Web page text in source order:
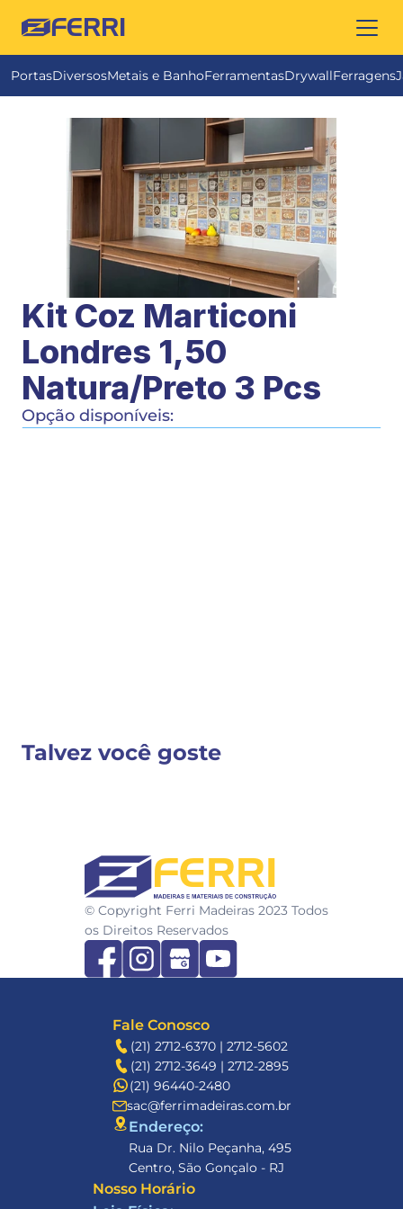
FERRI
PortasDiversosMetais e BanhoFerramentasDrywallFerragens
Kit Coz Marticoni
Londres 1,50
Natura/Preto 3 Pcs
Opção disponíveis:
VER MAIS INFORMAÇÕES
Talvez você goste
FERRI
© Copyright Ferri Madeiras 2023 Todos
os Direitos Reservados
Fale Conosco
(21) 2712-6370 | 2712-5602
(21) 2712-3649 | 2712-2895
(21) 96440-2480
sac@ferrimadeiras.com.br
Endereço:
Rua Dr. Nilo Peçanha, 495
Centro, São Gonçalo - RJ
Nosso Horário